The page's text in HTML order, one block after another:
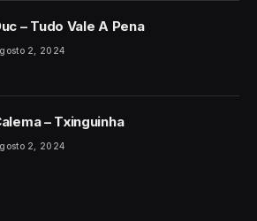
– Tudo Vale A Pena
2, 2024
– Txinguinha
2, 2024